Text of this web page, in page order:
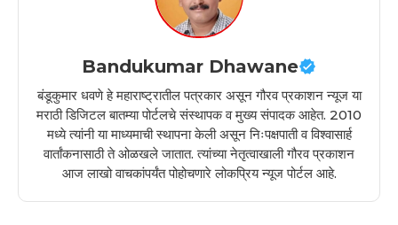
Bandukumar Dhawane
बंडूकुमार धवणे हे महाराष्ट्रातील पत्रकार असून गौरव प्रकाशन न्यूज या
मराठी डिजिटल बातम्या पोर्टलचे संस्थापक व मुख्य संपादक आहेत. 2010
मध्ये त्यांनी या माध्यमाची स्थापना केली असून निःपक्षपाती व विश्वासार्ह
वार्तांकनासाठी ते ओळखले जातात. त्यांच्या नेतृत्वाखाली गौरव प्रकाशन
आज लाखो वाचकांपर्यंत पोहोचणारे लोकप्रिय न्यूज पोर्टल आहे.